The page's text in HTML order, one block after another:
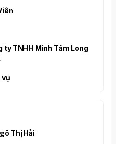
ty TNHH Minh Tâm Long
vụ
Thị Hải